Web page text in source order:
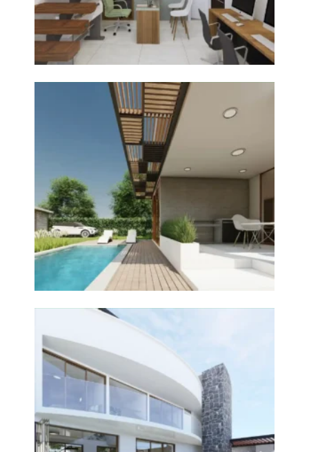
+
Vivienda Vacacional Ica
Diseño de Arquitectura
+
Vivienda Unifamiliar Chincha
Diseño de Arquitectura